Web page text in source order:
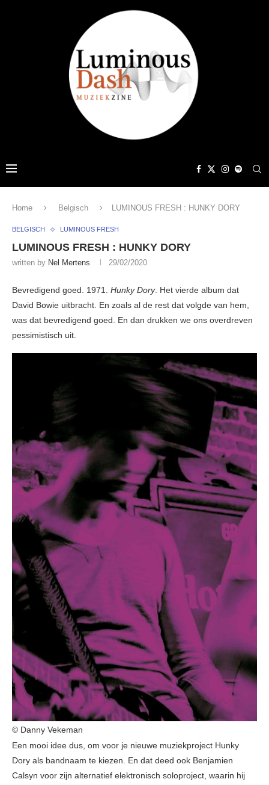
Home Belgisch LUMINOUS FRESH : HUNKY DORY
BELGISCH LUMINOUS FRESH
LUMINOUS FRESH : HUNKY DORY
written by Nel Mertens 29/02/2020
Bevredigend goed. 1971. Hunky Dory. Het vierde album dat
David Bowie uitbracht. En zoals al de rest dat volgde van hem,
was dat bevredigend goed. En dan drukken we ons overdreven
pessimistisch uit.
© Danny Vekeman
Een mooi idee dus, om voor je nieuwe muziekproject Hunky
Dory als bandnaam te kiezen. En dat deed ook Benjamien
Calsyn voor zijn alternatief elektronisch soloproject, waarin hij